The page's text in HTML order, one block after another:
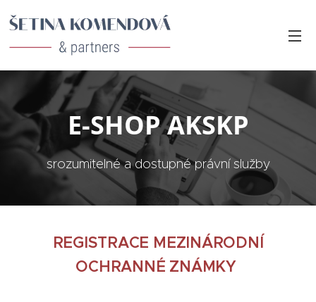
E-SHOP AKSKP
srozumitelné a dostupné právní služby
REGISTRACE MEZINÁRODNÍ
OCHRANNÉ ZNÁMKY